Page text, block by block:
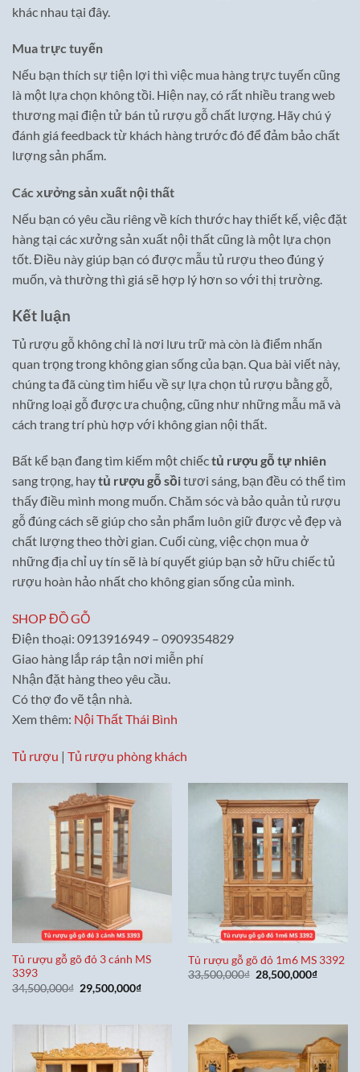
khác nhau tại đây.
Mua trực tuyến
Nếu bạn thích sự tiện lợi thì việc mua hàng trực tuyến cũng
là một lựa chọn không tồi. Hiện nay, có rất nhiều trang web
thương mại điện tử bán tủ rượu gỗ chất lượng. Hãy chú ý
đánh giá feedback từ khách hàng trước đó để đảm bảo chất
lượng sản phẩm.
Các xưởng sản xuất nội thất
Nếu bạn có yêu cầu riêng về kích thước hay thiết kế, việc đặt
hàng tại các xưởng sản xuất nội thất cũng là một lựa chọn
tốt. Điều này giúp bạn có được mẫu tủ rượu theo đúng ý
muốn, và thường thì giá sẽ hợp lý hơn so với thị trường.
Kết luận
Tủ rượu gỗ không chỉ là nơi lưu trữ mà còn là điểm nhấn
quan trọng trong không gian sống của bạn. Qua bài viết này,
chúng ta đã cùng tìm hiểu về sự lựa chọn tủ rượu bằng gỗ,
những loại gỗ được ưa chuộng, cũng như những mẫu mã và
cách trang trí phù hợp với không gian nội thất.
Bất kể bạn đang tìm kiếm một chiếctủ rượu gỗ tự nhiên
sang trọng, haytủ rượu gỗ sồitươi sáng, bạn đều có thể tìm
thấy điều mình mong muốn. Chăm sóc và bảo quản tủ rượu
gỗ đúng cách sẽ giúp cho sản phẩm luôn giữ được vẻ đẹp và
chất lượng theo thời gian. Cuối cùng, việc chọn mua ở
những địa chỉ uy tín sẽ là bí quyết giúp bạn sở hữu chiếc tủ
rượu hoàn hảo nhất cho không gian sống của mình.
SHOP ĐỒ GỖ
Điện thoại: 0913916949 – 0909354829
Giao hàng lắp ráp tận nơi miễn phí
Nhận đặt hàng theo yêu cầu.
Có thợ đo vẽ tận nhà.
Xem thêm: Nội Thất Thái Bình
Tủ rượu | Tủ rượu phòng khách
Tủ rượu gỗ gõ đỏ 3 cánh MS
3393
34,500,000₫ Giá
gốc
29,500,000₫Giá
Tủ rượu gỗ gõ đỏ 1m6 MS 3392
33,500,000₫ Giá
gốc
28,500,000₫Giá